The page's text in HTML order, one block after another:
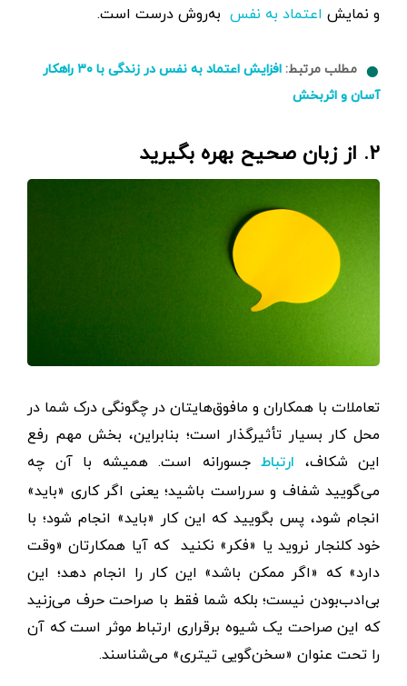
و نمایش اعتماد به نفس به‌روش درست است.
مطلب مرتبط:
افزایش اعتماد به نفس در زندگی با ۳۰ راهکار
آسان و اثربخش
۲. از زبان صحیح بهره بگیرید
تعاملات با همکاران و مافوق‌هایتان در چگونگی درک شما در
محل کار بسیار تأثیرگذار است؛ بنابراین، بخش مهم رفع
این شکاف، ارتباط جسورانه است. همیشه با آن چه
می‌گویید شفاف و سرراست باشید؛ یعنی اگر کاری «باید»
انجام شود، پس بگویید که این کار «باید» انجام شود؛ با
خود کلنجار نروید یا «فکر» نکنید که آیا همکارتان «وقت
دارد» که «اگر ممکن باشد» این کار را انجام دهد؛ این
بی‌ادب‌بودن نیست؛ بلکه شما فقط با صراحت حرف می‌زنید
که این صراحت یک شیوه برقراری ارتباط موثر است که آن
را تحت عنوان «سخن‌گویی تیتری» می‌شناسند.